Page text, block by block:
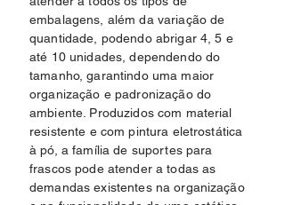
embalagens, além da variação de
quantidade, podendo abrigar 4, 5 e
até 10 unidades, dependendo do
tamanho, garantindo uma maior
organização e padronização do
ambiente. Produzidos com material
resistente e com pintura eletrostática
à pó, a família de suportes para
frascos pode atender a todas as
demandas existentes na organização